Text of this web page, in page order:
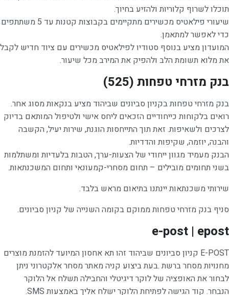
תוכלו לשרוף קלוריות ולהזיע בחיוך.
שיעורי פילאטיס מכשירים מתקיימים בקבוצות קטנות עד 5 משתתפים
כדי לאפשר למתאמן.
המועדון מציע בנוסף סטודיו לפילאטיס מכשירים עם ציוד חדיש לקבל
את מלוא תשומת הלב ולהפיק את המירב מכל שיעור.
בנק מזרחי טפחות (525)
בנק מזרחי טפחות בקניון סביונים שביהוד מציע בנקאות מסוג אחר.
רואים בלקוחות כייחודיים הזכאים ליחס אישי ולטיפול המותאם בדיוק
לצרכים ולשאיפות. זאת תוך התייחסות הוגנת, שירות יעיל, הקשבה
והבנה, יוזמה, שקיפות והדדיות.
הבנק מעמיד מגוון ייחודי של הצעות-ערך, הטבות בלעדיות ומשתלמות
בשני תחומים מובילים – תחום מסחרי-קמעונאי ותחום המשכנתאות.
שירותי משכנתאות יינתנו בתיאום מראש בלבד.
סניף בנק מזרחי טפחות ממוקם בקומה השנייה של קניון סביונים.
e-post | epost
E-POST קניון סביונים שביהוד זהו תא אחסון המיועד להזמנת מוצרים
מחנויות מסחר ברשת .בעת ביצוע קניה מאתר מסחר אלקטרוני ניתן
לבחור את האופציה של לוקר דיגיטלי והחבילה תשלח אל הלוקר
הנבחר. קוד הגישה לפתיחת הלוקר ישלח אליך באמצעות SMS.